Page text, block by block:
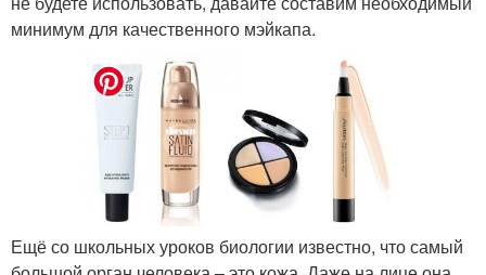
минимум для качественного мэйкапа.
Ещё со школьных уроков биологии известно, что самый